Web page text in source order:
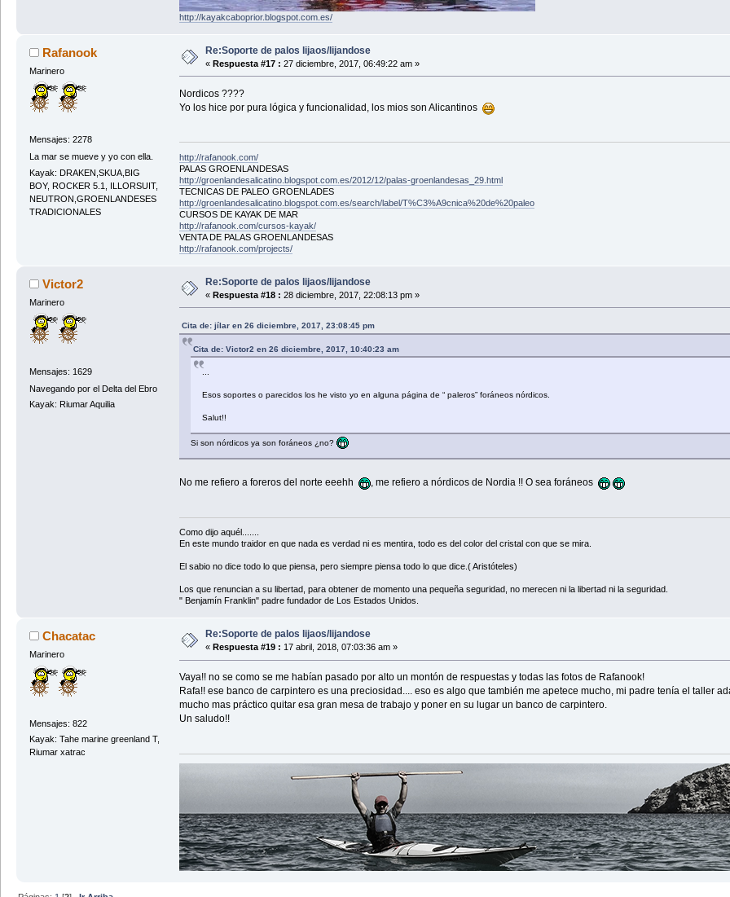
http://kayakcaboprior.blogspot.com.es/
Rafanook
Marinero
Mensajes: 2278
La mar se mueve y yo con ella.
Kayak: DRAKEN,SKUA,BIG
BOY, ROCKER 5.1, ILLORSUIT,
NEUTRON,GROENLANDESES
TRADICIONALES
Re:Soporte de palos lijaos/lijandose
« Respuesta #17 : 27 diciembre, 2017, 06:49:22 am »
Nordicos ????
Yo los hice por pura lógica y funcionalidad, los mios son Alicantinos
http://rafanook.com/
PALAS GROENLANDESAS
http://groenlandesalicatino.blogspot.com.es/2012/12/palas-groenlandesas_29.html
TECNICAS DE PALEO GROENLADES
http://groenlandesalicatino.blogspot.com.es/search/label/T%C3%A9cnica%20de%20paleo
CURSOS DE KAYAK DE MAR
http://rafanook.com/cursos-kayak/
VENTA DE PALAS GROENLANDESAS
http://rafanook.com/projects/
Victor2
Marinero
Mensajes: 1629
Navegando por el Delta del Ebro
Kayak: Riumar Aquilia
Re:Soporte de palos lijaos/lijandose
« Respuesta #18 : 28 diciembre, 2017, 22:08:13 pm »
Cita de: jílar en 26 diciembre, 2017, 23:08:45 pm
Cita de: Victor2 en 26 diciembre, 2017, 10:40:23 am
Esos soportes o parecidos los he visto yo en alguna página de “ paleros” foráneos nórdicos.
Salut!!
Si son nórdicos ya son foráneos ¿no?
No me refiero a foreros del norte eeehh , me refiero a nórdicos de Nordia !! O sea foráneos
Como dijo aquél.......
En este mundo traidor en que nada es verdad ni es mentira, todo es del color del cristal con que se mira.
El sabio no dice todo lo que piensa, pero siempre piensa todo lo que dice.( Aristóteles)
Los que renuncian a su libertad, para obtener de momento una pequeña seguridad, no merecen ni la libertad ni la seguridad.
" Benjamín Franklin" padre fundador de Los Estados Unidos.
Chacatac
Marinero
Mensajes: 822
Kayak: Tahe marine greenland T,
Riumar xatrac
Re:Soporte de palos lijaos/lijandose
« Respuesta #19 : 17 abril, 2018, 07:03:36 am »
Vaya!! no se como se me habían pasado por alto un montón de respuestas y todas las fotos de Rafanook!
Rafa!! ese banco de carpintero es una preciosidad.... eso es algo que también me apetece mucho, mi padre tenía el taller
mucho mas práctico quitar esa gran mesa de trabajo y poner en su lugar un banco de carpintero.
Un saludo!!